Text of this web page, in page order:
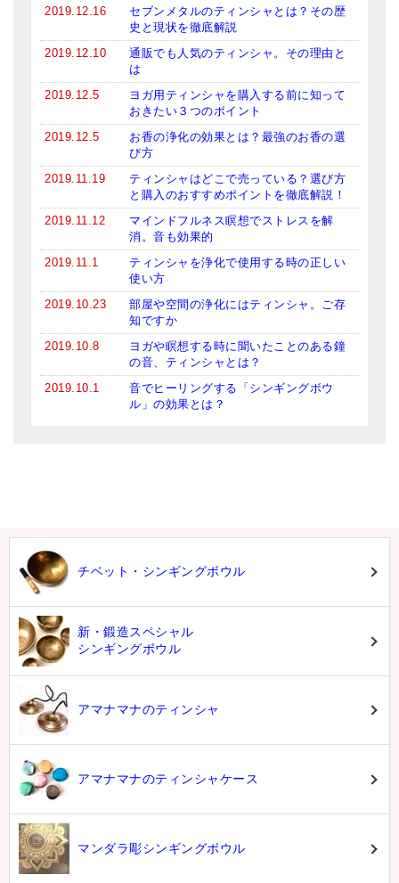
2019.12.16
セブンメタルのティンシャとは？その歴
史と現状を徹底解説
2019.12.10
通販でも人気のティンシャ。その理由と
は
2019.12.5
ヨガ用ティンシャを購入する前に知って
おきたい３つのポイント
2019.12.5
お香の浄化の効果とは？最強のお香の選
び方
2019.11.19
ティンシャはどこで売っている？選び方
と購入のおすすめポイントを徹底解説！
2019.11.12
マインドフルネス瞑想でストレスを解
消。音も効果的
2019.11.1
ティンシャを浄化で使用する時の正しい
使い方
2019.10.23
部屋や空間の浄化にはティンシャ。ご存
知ですか
2019.10.8
ヨガや瞑想する時に聞いたことのある鐘
の音、ティンシャとは？
2019.10.1
音でヒーリングする「シンギングボウ
ル」の効果とは？
チベット・シンギングボウル
新・鍛造スペシャル
シンギングボウル
アマナマナのティンシャ
アマナマナのティンシャケース
マンダラ彫シンギングボウル